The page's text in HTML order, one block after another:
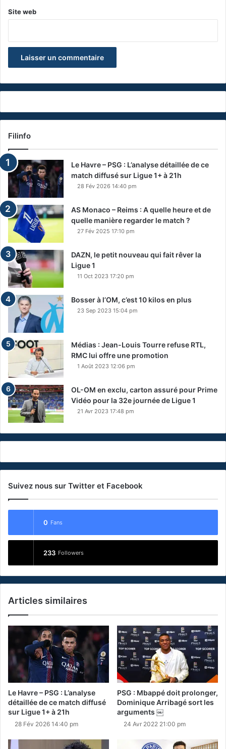
Site web
Filinfo
Le Havre – PSG : L’analyse détaillée de ce
match diffusé sur Ligue 1+ à 21h
28 Fév 2026 14:40 pm
AS Monaco – Reims : A quelle heure et de
quelle manière regarder le match ?
27 Fév 2025 17:10 pm
DAZN, le petit nouveau qui fait rêver la
Ligue 1
11 Oct 2023 17:20 pm
Bosser à l’OM, c’est 10 kilos en plus
23 Sep 2023 15:04 pm
Médias : Jean-Louis Tourre refuse RTL,
RMC lui offre une promotion
1 Août 2023 12:06 pm
OL-OM en exclu, carton assuré pour Prime
Vidéo pour la 32e journée de Ligue 1
21 Avr 2023 17:48 pm
Suivez nous sur Twitter et Facebook
0 Fans
233 Followers
Articles similaires
Le Havre – PSG : L’analyse
détaillée de ce match diffusé
sur Ligue 1+ à 21h
28 Fév 2026 14:40 pm
PSG : Mbappé doit prolonger,
Dominique Arribagé sort les
arguments ￼
24 Avr 2022 21:00 pm